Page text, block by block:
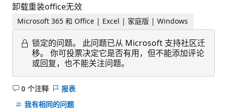
卸载重装office无效
Microsoft 365 和 Office | Excel | 家庭版 | Windows
锁定的问题。
此问题已从 Microsoft 支持社区迁
移。 你可投票决定它是否有用，但不能添加评论
或回复，也不能关注问题。
0 个注释
无
注
报表
我有相同的问题